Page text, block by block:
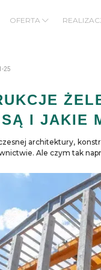
25
I JAKIE
architektury,
Ale czym tak
OFERTA